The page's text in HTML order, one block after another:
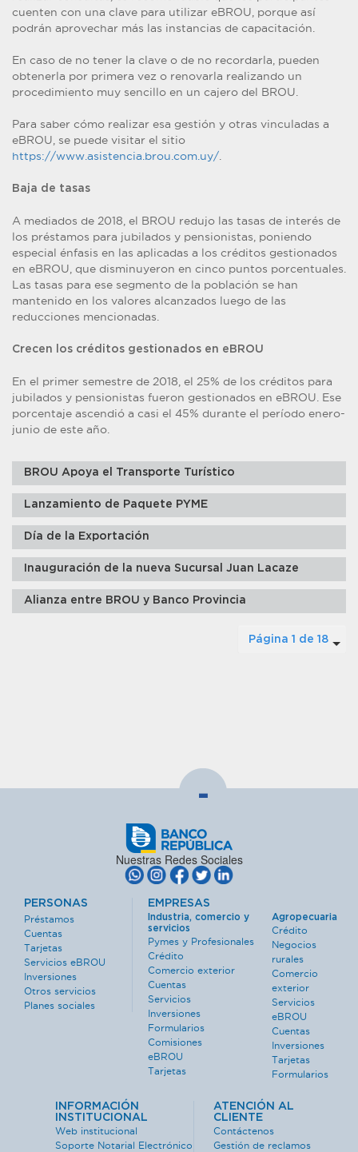
cuenten con una clave para utilizar eBROU, porque así
podrán aprovechar más las instancias de capacitación.
En caso de no tener la clave o de no recordarla, pueden
obtenerla por primera vez o renovarla realizando un
procedimiento muy sencillo en un cajero del BROU.
Para saber cómo realizar esa gestión y otras vinculadas a
eBROU, se puede visitar el sitio
https://www.asistencia.brou.com.uy/.
Baja de tasas
A mediados de 2018, el BROU redujo las tasas de interés de
los préstamos para jubilados y pensionistas, poniendo
especial énfasis en las aplicadas a los créditos gestionados
en eBROU, que disminuyeron en cinco puntos porcentuales.
Las tasas para ese segmento de la población se han
mantenido en los valores alcanzados luego de las
reducciones mencionadas.
Crecen los créditos gestionados en eBROU
En el primer semestre de 2018, el 25% de los créditos para
jubilados y pensionistas fueron gestionados en eBROU. Ese
porcentaje ascendió a casi el 45% durante el período enero-
junio de este año.
BROU Apoya el Transporte Turístico
Lanzamiento de Paquete PYME
Día de la Exportación
Inauguración de la nueva Sucursal Juan Lacaze
Alianza entre BROU y Banco Provincia
Página 1 de 18
-
Nuestras Redes Sociales
PERSONAS
Préstamos
Cuentas
Tarjetas
Servicios eBROU
Inversiones
Otros servicios
Planes sociales
EMPRESAS
Industria, comercio y
servicios
Pymes y Profesionales
Crédito
Comercio exterior
Cuentas
Servicios
Inversiones
Formularios
Comisiones
eBROU
Tarjetas
Agropecuaria
Crédito
Negocios
rurales
Comercio
exterior
Servicios
eBROU
Cuentas
Inversiones
Tarjetas
Formularios
INFORMACIÓN
INSTITUCIONAL
Web institucional
Soporte Notarial Electrónico
ATENCIÓN AL
CLIENTE
Contáctenos
Gestión de reclamos